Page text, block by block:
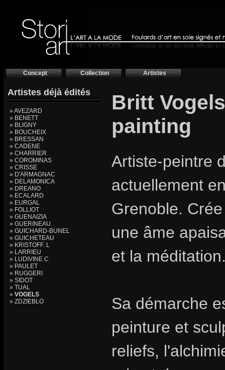
Concept Collection Artistes
Artistes déjà édités
» AVEZARD
» BENETT
» BLIGNY
» BOUCHEIX
» BRESSAN
» CADENE
» CHARRIER
» COROMINAS
» CRISSE
» D'ARMAGNAC
» DELAMONICA
» DREANO
» ECALARD
» EURGAL
» FOLLIOT
» GUENAIZIA
» GUERINEAU
» GUICHARD-BUNEL
» GUICHETEAU
» KRISTOFF. L
» LARRIEU
» LUDIVINE C
» PAULET
» RUGGERI
» SIDOT
» TUAL
» VOGELS
» ZDZIEBLO
Britt
painting
Artiste-peintre
actuellement
Grenoble.
une âme
et la
Sa démarche
peinture et
reliefs,